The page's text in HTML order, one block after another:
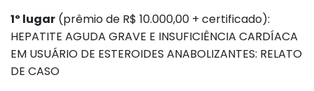
1º lugar (prêmio de R$ 10.000,00 + certificado):
HEPATITE AGUDA GRAVE E INSUFICIÊNCIA CARDÍACA
EM USUÁRIO DE ESTEROIDES ANABOLIZANTES: RELATO
DE CASO